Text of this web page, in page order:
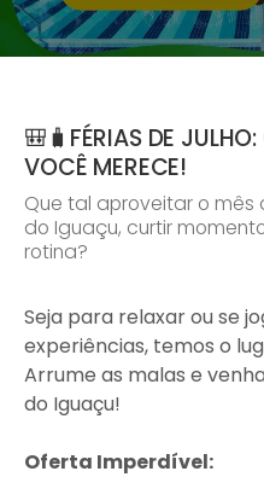
🎒🧳FÉRIAS DE
VOCÊ MERECE!
Que tal aproveitar o mês
do Iguaçu, curtir
rotina?
Seja para relaxar ou se
experiências, temos o
Arrume as malas e
do Iguaçu!
Oferta Imperdível: